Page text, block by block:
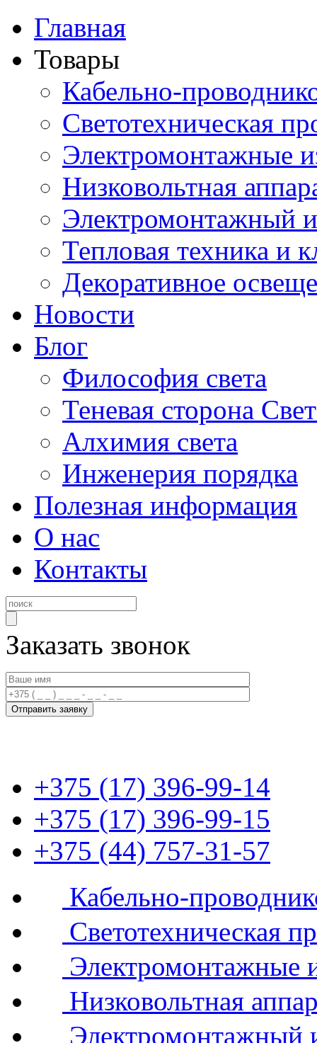
Главная
Товары
Кабельно-
Светотехническая
Электромонтажные
Низковольтная
Электромонтажный
Тепловая техника и
Декоративное
Новости
Блог
Философия света
Теневая сторона
Алхимия света
Инженерия порядка
Полезная информация
О нас
Контакты
Заказать звонок
+375 (17) 396-99-14
+375 (17) 396-99-15
+375 (44) 757-31-57
Кабельно-
Светотехническая
Электромонтажные
Низковольтная
Электромонтажный